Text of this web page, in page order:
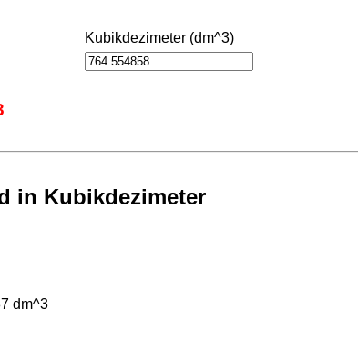
Kubikdezimeter (dm^3)
in Kubikdezimeter
dm^3